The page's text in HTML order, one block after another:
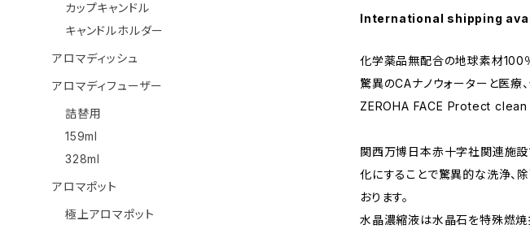
International shipping
化学薬品無配合の地球素材100
驚異のCAナノウォーターと医療
ZEROHA FACE Protect clean
関西万博日本赤十字社関連施設
化にすることで驚異的な洗浄、
おります。
水晶濃縮液は水晶石を特殊燃焼
カップキャンドル
キャンドルホルダー
アロマディッシュ
アロマディフューザー
詰替用
159ml
328ml
アロマポット
極上アロマポット